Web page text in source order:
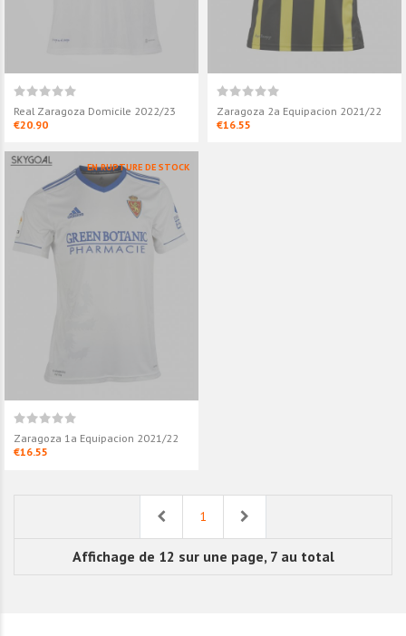
Real Zaragoza Domicile 2022/23
€20.90
Zaragoza 2a Equipacion 2021/22
€16.55
EN RUPTURE DE STOCK
Zaragoza 1a Equipacion 2021/22
€16.55
Previous1
Affichage de 12 sur une page, 7 au total